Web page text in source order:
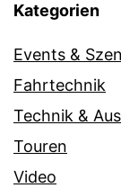
Kategorien
Events &
Fahrtechnik
Technik &
Touren
Video